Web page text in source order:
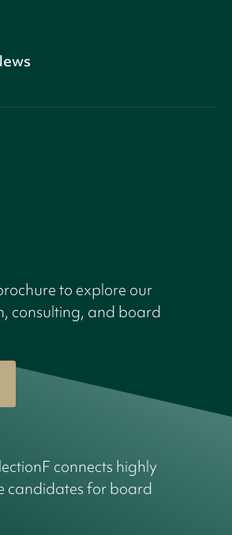
to explore our
consulting, and board
connects highly
candidates for board